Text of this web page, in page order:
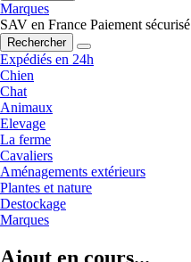
Marques
SAV en France Paiement sécurisé
Rechercher
Expédiés en 24h
Chien
Chat
Animaux
Elevage
La ferme
Cavaliers
Aménagements extérieurs
Plantes et nature
Destockage
Marques